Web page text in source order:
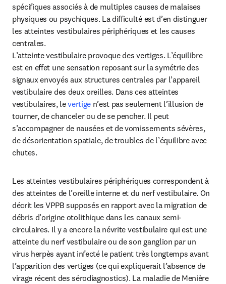
spécifiques associés à de multiples causes de malaises
physiques ou psychiques. La difficulté est d’en distinguer
les atteintes vestibulaires périphériques et les causes
centrales.
L’atteinte vestibulaire provoque des vertiges. L’équilibre
est en effet une sensation reposant sur la symétrie des
signaux envoyés aux structures centrales par l’appareil
vestibulaire des deux oreilles. Dans ces atteintes
vestibulaires, le vertige n’est pas seulement l’illusion de
tourner, de chanceler ou de se pencher. Il peut
s’accompagner de nausées et de vomissements sévères,
de désorientation spatiale, de troubles de l’équilibre avec
chutes.
Les atteintes vestibulaires périphériques correspondent à
des atteintes de l’oreille interne et du nerf vestibulaire. On
décrit les VPPB supposés en rapport avec la migration de
débris d’origine otolithique dans les canaux semi-
circulaires. Il y a encore la névrite vestibulaire qui est une
atteinte du nerf vestibulaire ou de son ganglion par un
virus herpès ayant infecté le patient très longtemps avant
l’apparition des vertiges (ce qui expliquerait l’absence de
virage récent des sérodiagnostics). La maladie de Menière